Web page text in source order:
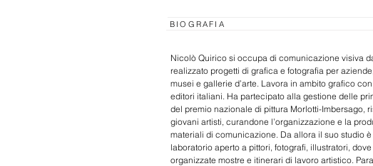
BIOGRAFIA
Nicolò Quirico si occupa di comunicazione visiva
realizzato progetti di grafica e fotografia per
musei e gallerie d’arte. Lavora in ambito grafico
editori italiani. Ha partecipato alla gestione delle
del premio nazionale di pittura Morlotti-Imbersago,
giovani artisti, curandone l’organizzazione e la
materiali di comunicazione. Da allora il suo studio
laboratorio aperto a pittori, fotografi, illustratori,
organizzate mostre e itinerari di lavoro artistico.